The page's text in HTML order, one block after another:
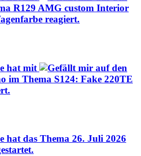
R129 AMG custom Interior
reagiert.
hat mit
auf den
im Thema S124: Fake 220TE
hat das Thema 26. Juli 2026